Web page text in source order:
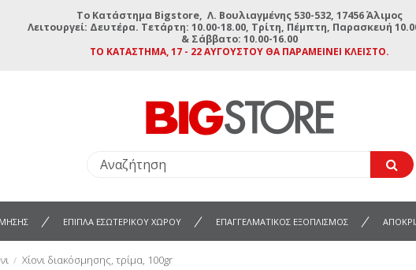
To Κατάστημα Bigstore, Λ. Βουλιαγμένης 530-532, 17456 Άλιμος
Λειτουργεί: Δευτέρα. Τετάρτη: 10.00-18.00, Τρίτη, Πέμπτη, Παρασκευή
& Σάββατο: 10.00-16.00
ΤΟ ΚΑΤΆΣΤΗΜΑ, 17 - 22 ΑΥΓΟΎΣΤΟΥ ΘΑ ΠΑΡΑΜΕΊΝΕΙ ΚΛΕΙΣΤΌ.
ΕΠΙΠΛΑ ΕΣΩΤΕΡΙΚΟΥ ΧΩΡΟΥ ΕΠΑΓΓΕΛΜΑΤΙΚΟΣ ΕΞΟΠΛΙΣΜΟΣ
Χίονι διακόσμησης, τρίμα, 100gr